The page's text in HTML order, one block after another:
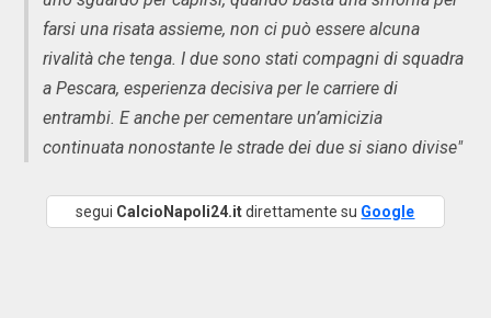
farsi una risata assieme, non ci può essere alcuna
rivalità che tenga. I due sono stati compagni di squadra
a Pescara, esperienza decisiva per le carriere di
entrambi. E anche per cementare un’amicizia
continuata nonostante le strade dei due si siano divise"
segui CalcioNapoli24.itdirettamente su Google